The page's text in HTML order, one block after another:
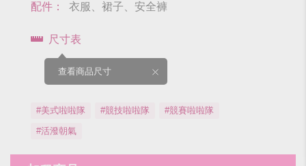
配件： 衣服、裙子、安全褲
尺寸表
查看商品尺寸
#美式啦啦隊 #競技啦啦隊
#競賽啦啦隊
#活潑朝氣